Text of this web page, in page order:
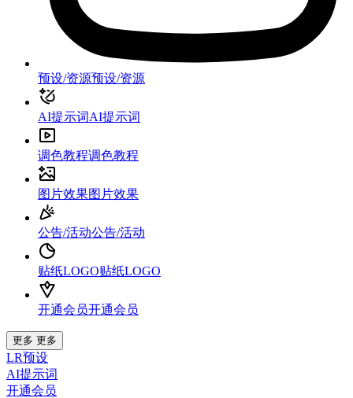
预设/资源预设/资源
AI提示词AI提示词
调色教程调色教程
图片效果图片效果
公告/活动公告/活动
贴纸LOGO贴纸LOGO
开通会员开通会员
更多 更多
LR预设
AI提示词
开通会员